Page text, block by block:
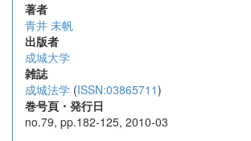
著者
青井 未帆
出版者
成城大学
雑誌
成城法学 (ISSN:03865711)
巻号頁・発行日
no.79, pp.182-125, 2010-03